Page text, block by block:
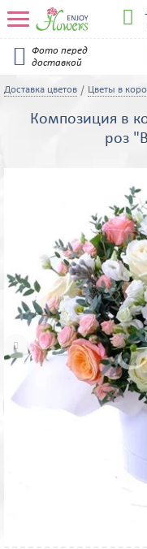


Фото перед
доставкой
Доставка цветов Цветы в
Композиция в
роз
